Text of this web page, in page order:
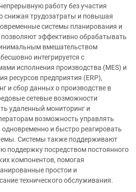
работу без участия
снижая трудозатраты и повышая
системы планирования и
эффективно обрабатывать
вмешательством
интегрируется с
исполнения производства (MES) и
ресурсов предприятия (ERP),
и сбор данных о производстве в
сетевые возможности
удаленный мониторинг и
возможность управлять
и быстро реагировать
Системы также поддерживают
поддержку посредством постоянного
компонентов, помогая
простои и
технического обслуживания.